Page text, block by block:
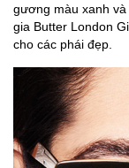
gương màu xanh
gia Butter London
cho các phái đẹp.